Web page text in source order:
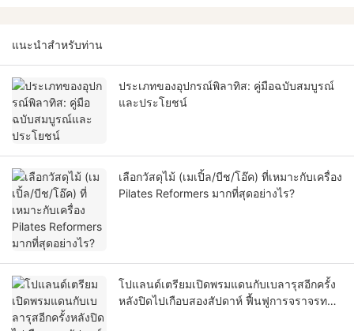
แนะนำสำหรับท่าน
ประเภทของอุปกรณ์พิลาทิส: คู่มือฉบับสมบูรณ์
และประโยชน์
เลือกวัสดุไม้ (เมเปิ้ล/บีช/โอ๊ค) ที่เหมาะกับเครื่อง
Pilates Reformers มากที่สุดอย่างไร?
โปแลนด์เตรียมเปิดพรมแดนกับเบลารุสอีกครั้ง
หลังปิดไปเกือบสองสัปดาห์ ฟื้นฟูการจราจรทาง